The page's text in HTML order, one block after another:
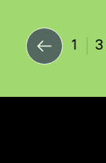
1 3